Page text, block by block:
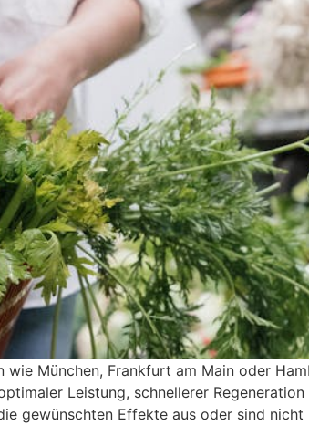
München, Frankfurt am Main oder
Leistung, schnellerer
gewünschten Effekte aus oder sind nicht